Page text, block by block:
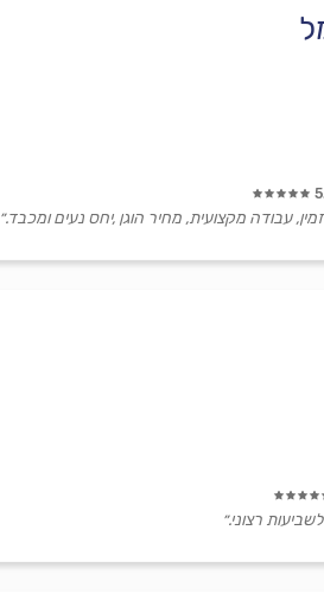
עבודה מקצועית, מחיר הוגן ,יחס נעים ומכבד.״
רצוני.״